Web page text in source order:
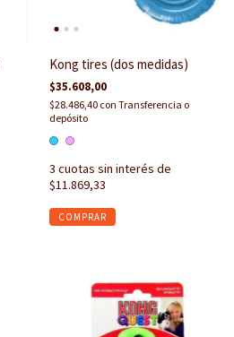
Kong tires (dos medidas)
$35.608,00
$28.486,40 con Transferencia o
depósito
3 cuotas sin interés de
$11.869,33
COMPRAR